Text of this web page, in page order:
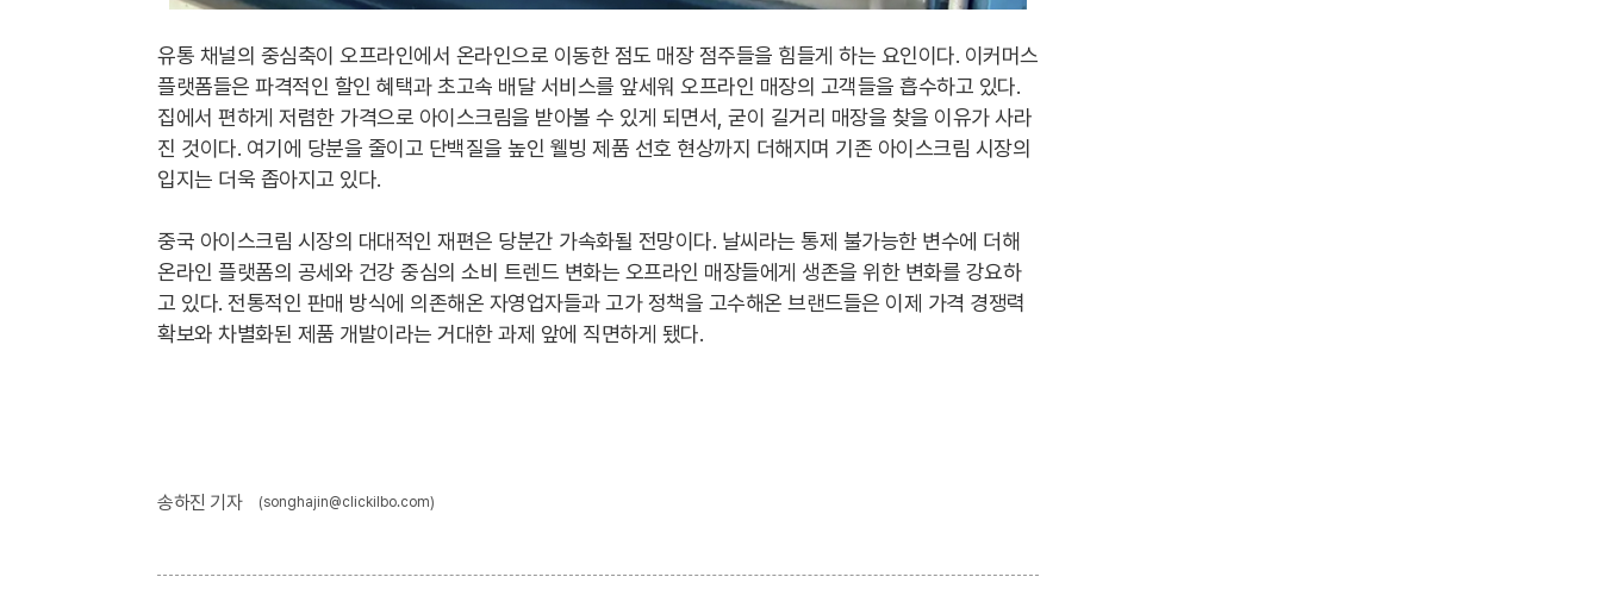
유통 채널의 중심축이 오프라인에서 온라인으로 이동한 점도 매장 점주들을 힘들게 하는 요인이다. 이커머스
플랫폼들은 파격적인 할인 혜택과 초고속 배달 서비스를 앞세워 오프라인 매장의 고객들을 흡수하고 있다.
집에서 편하게 저렴한 가격으로 아이스크림을 받아볼 수 있게 되면서, 굳이 길거리 매장을 찾을 이유가 사라
진 것이다. 여기에 당분을 줄이고 단백질을 높인 웰빙 제품 선호 현상까지 더해지며 기존 아이스크림 시장의
입지는 더욱 좁아지고 있다.
중국 아이스크림 시장의 대대적인 재편은 당분간 가속화될 전망이다. 날씨라는 통제 불가능한 변수에 더해
온라인 플랫폼의 공세와 건강 중심의 소비 트렌드 변화는 오프라인 매장들에게 생존을 위한 변화를 강요하
고 있다. 전통적인 판매 방식에 의존해온 자영업자들과 고가 정책을 고수해온 브랜드들은 이제 가격 경쟁력
확보와 차별화된 제품 개발이라는 거대한 과제 앞에 직면하게 됐다.
송하진 기자 (songhajin@clickilbo.com)